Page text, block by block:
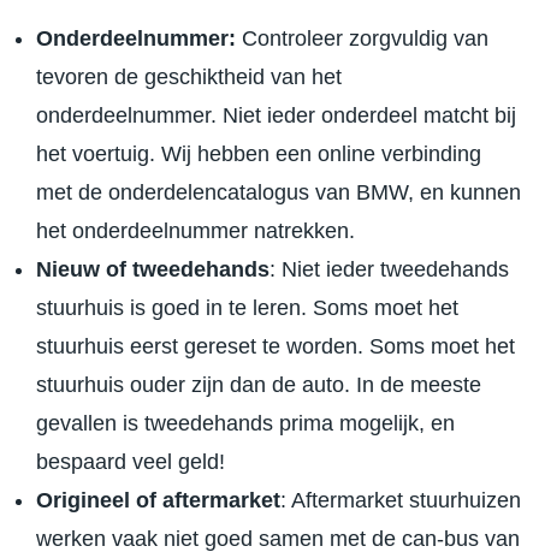
Onderdeelnummer: Controleer zorgvuldig van
tevoren de geschiktheid van het
onderdeelnummer. Niet ieder onderdeel matcht bij
het voertuig. Wij hebben een online verbinding
met de onderdelencatalogus van BMW, en kunnen
het onderdeelnummer natrekken.
Nieuw of tweedehands: Niet ieder tweedehands
stuurhuis is goed in te leren. Soms moet het
stuurhuis eerst gereset te worden. Soms moet het
stuurhuis ouder zijn dan de auto. In de meeste
gevallen is tweedehands prima mogelijk, en
bespaard veel geld!
Origineel of aftermarket: Aftermarket stuurhuizen
werken vaak niet goed samen met de can-bus van